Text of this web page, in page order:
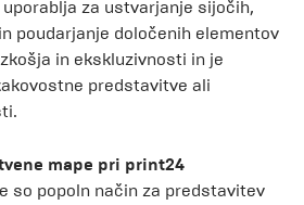
za ustvarjanje sijočih,
poudarjanje določenih elementov
in ekskluzivnosti in je
predstavitve ali
mape pri print24
so popoln način za predstavitev